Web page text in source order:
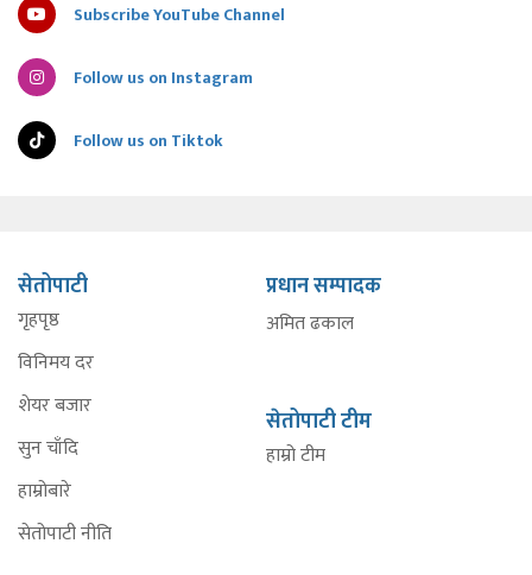
Subscribe YouTube Channel
Follow us on Instagram
Follow us on Tiktok
सेतोपाटी
गृहपृष्ठ
विनिमय दर
शेयर बजार
सुन चाँदि
हाम्रोबारे
सेतोपाटी नीति
प्रधान सम्पादक
अमित ढकाल
सेतोपाटी टीम
हाम्रो टीम